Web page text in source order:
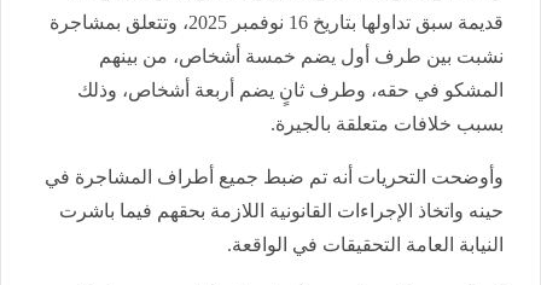
قديمة سبق تداولها بتاريخ 16 نوفمبر 2025، وتتعلق بمشاجرة
نشبت بين طرف أول يضم خمسة أشخاص، من بينهم
المشكو في حقه، وطرف ثانٍ يضم أربعة أشخاص، وذلك
بسبب خلافات متعلقة بالجيرة.
وأوضحت التحريات أنه تم ضبط جميع أطراف المشاجرة في
حينه واتخاذ الإجراءات القانونية اللازمة بحقهم فيما باشرت
النيابة العامة التحقيقات في الواقعة.